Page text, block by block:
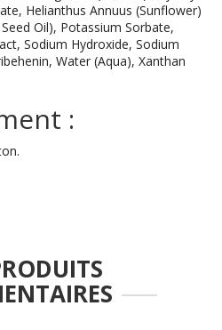
Helianthus Annuus (Sunflower)
Oil), Potassium Sorbate,
Sodium Hydroxide, Sodium
Water (Aqua), Xanthan
: